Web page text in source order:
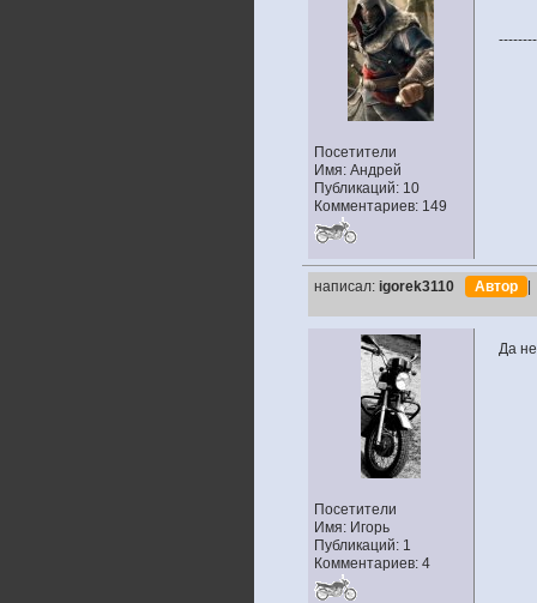
Посетители
Имя: Андрей
Публикаций: 10
Комментариев: 149
написал: igorek3110 Автор
Посетители
Имя: Игорь
Публикаций: 1
Комментариев: 4
Да